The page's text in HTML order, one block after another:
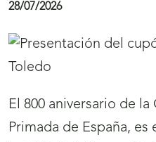
28/07/2026
El 800 aniversario de
Primada de España,